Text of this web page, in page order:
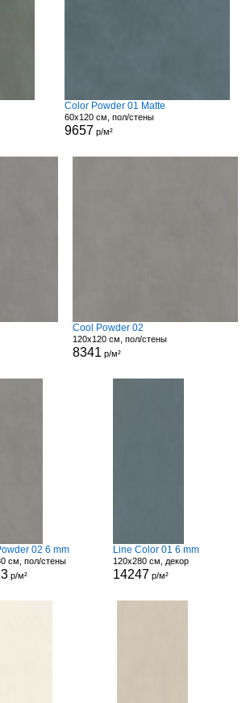
Color Powder 01 Matte
60x120 см, пол/стены
9657 р/м²
Cool Powder 02
120x120 см, пол/стены
8341 р/м²
02 6 mm
см, пол/стены
р/м²
Line Color 01 6 mm
120x280 см, декор
14247 р/м²